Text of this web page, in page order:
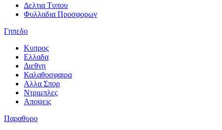
Δελτια Τυπου
Φυλλαδια Προσφορων
Γηπεδο
Κυπρος
Ελλαδα
Διεθνη
Καλαθοσφαιρα
Αλλα Σπορ
Ντριμπλες
Αποψεις
Παραθυρο